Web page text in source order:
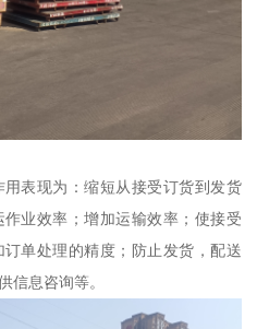
表现为：缩短从接受订货到发货
业效率；增加运输效率；使接受
单处理的精度；防止发货，配送
信息咨询等。